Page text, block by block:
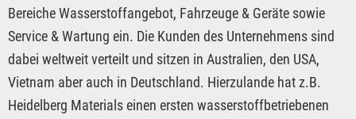
Bereiche Wasserstoffangebot, Fahrzeuge & Geräte sowie
Service & Wartung ein. Die Kunden des Unternehmens sind
dabei weltweit verteilt und sitzen in Australien, den USA,
Vietnam aber auch in Deutschland. Hierzulande hat z.B.
Heidelberg Materials einen ersten wasserstoffbetriebenen